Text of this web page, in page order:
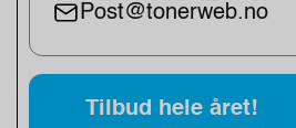
Post@tonerweb.no
Tilbud hele året!